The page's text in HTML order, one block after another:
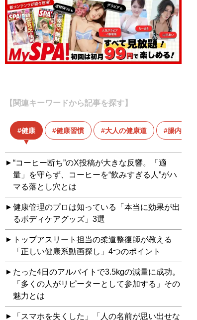
【関連キーワードから記事を探す】
健康 健康習慣 大人の健康道 腸内環境
“コーヒー断ち”のX投稿が大きな反響。「適
量」を守らず、コーヒーを“飲みすぎる人”がハ
マる落とし穴とは
健康管理のプロは知っている「本当に効果が出
るボディケアグッズ」3選
トップアスリート担当の柔道整復師が教える
「正しい健康系動画探し」4つのポイント
たった4日のアルバイトで3.5kgの減量に成功。
「多くの人がリピーターとして参加する」その
魅力とは
「スマホを失くした」「人の名前が思い出せな